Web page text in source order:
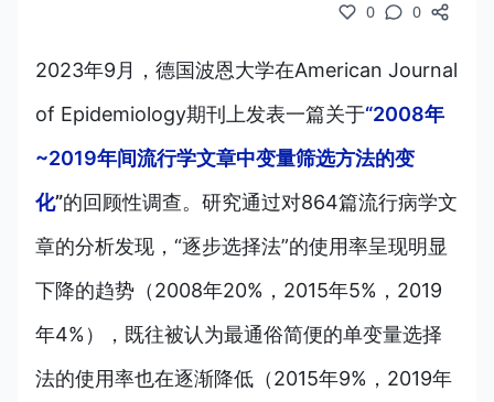
0 0
2023年9月，德国波恩大学在American Journal
of Epidemiology期刊上发表一篇关于“2008年
~2019年间流行学文章中变量筛选方法的变
化”的回顾性调查。研究通过对864篇流行病学文
章的分析发现，“逐步选择法”的使用率呈现明显
下降的趋势（2008年20%，2015年5%，2019
年4%），既往被认为最通俗简便的单变量选择
法的使用率也在逐渐降低（2015年9%，2019年